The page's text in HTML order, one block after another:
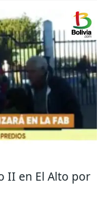
II en El Alto por